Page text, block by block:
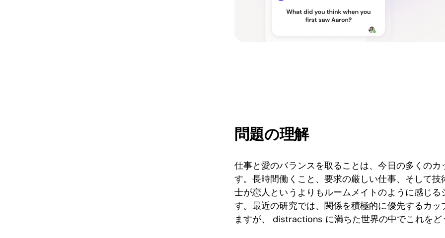
問題の理解
仕事と愛のバランスを取ることは、今日の多くの
す。長時間働くこと、要求の厳しい仕事、そして
士が恋人というよりもルームメイトのように感じ
す。最近の研究では、関係を積極的に優先するカ
ますが、 distractions に満ちた世界の中でこれを